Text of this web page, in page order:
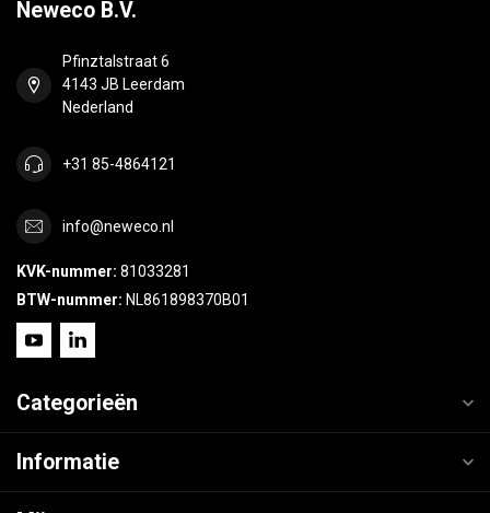
Neweco B.V.
Pfinztalstraat 6
4143 JB Leerdam
Nederland
+31 85-4864121
info@neweco.nl
KVK-nummer: 81033281
BTW-nummer: NL861898370B01
Categorieën
Informatie